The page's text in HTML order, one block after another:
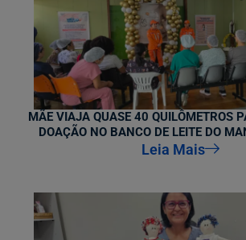
MÃE VIAJA QUASE 40 QUILÔMETROS
DOAÇÃO NO BANCO DE LEITE DO
Leia Mais